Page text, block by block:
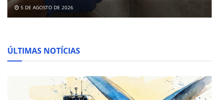
5 DE AGOSTO DE 2026
ÚLTIMAS NOTÍCIAS